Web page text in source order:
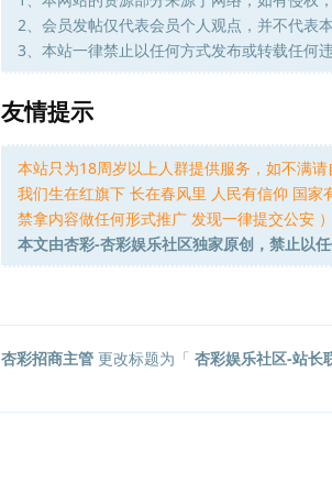
2、会员发帖仅代表会员个人观点，并不代表
3、本站一律禁止以任何方式发布或转载任何
友情提示
本站只为18周岁以上人群提供服务，如不满请
我们生在红旗下 长在春风里 人民有信仰 国
禁拿内容做任何形式推广 发现一律提交公安 ）
本文由杏彩-杏彩娱乐社区独家原创，禁止以
杏彩招商主管 更改标题为「 杏彩娱乐社区-站长